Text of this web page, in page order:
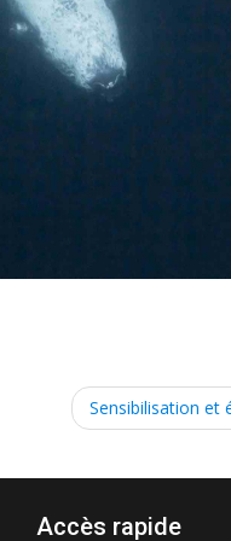
Sensibilisation et
Accès rapide